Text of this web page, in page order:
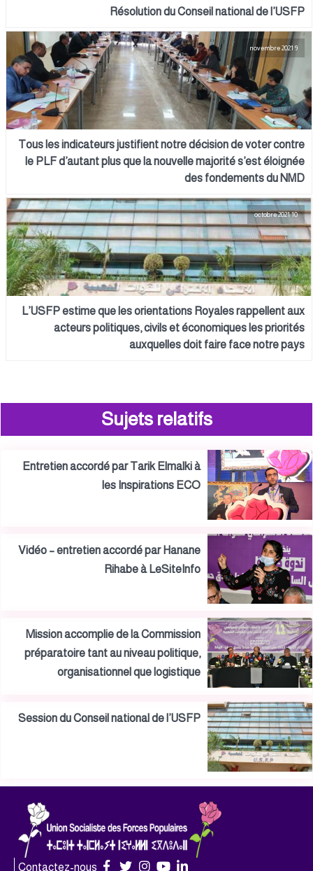
Résolution du Conseil national de l’USFP
Tous les indicateurs justifient notre décision de voter contre
le PLF d’autant plus que la nouvelle majorité s’est éloignée
des fondements du NMD
10 octobre 2021
L’USFP estime que les orientations Royales rappellent aux
acteurs politiques, civils et économiques les priorités
auxquelles doit faire face notre pays
Sujets relatifs
Entretien accordé par Tarik Elmalki à
les Inspirations ECO
Vidéo – entretien accordé par Hanane
Rihabe à LeSiteInfo
Mission accomplie de la Commission
préparatoire tant au niveau politique,
organisationnel que logistique
Session du Conseil national de l’USFP
Contactez-nous